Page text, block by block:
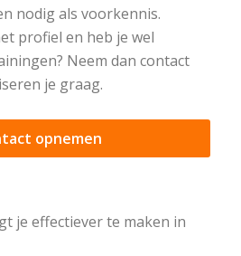
nodig als voorkennis.
profiel en heb je wel
Neem dan contact
je graag.
opnemen
je effectiever te maken in